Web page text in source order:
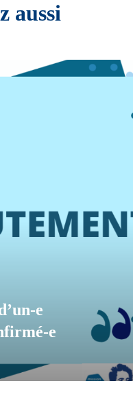
aussi
e
e